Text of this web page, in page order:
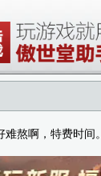
熬啊，特费时间。